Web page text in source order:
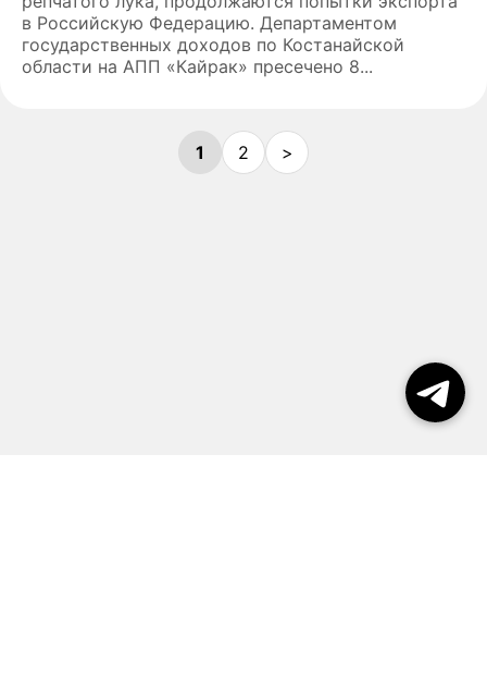
в Российскую Федерацию. Департаментом
государственных доходов по Костанайской
области на АПП «Кайрак» пресечено 8...
1 2 >